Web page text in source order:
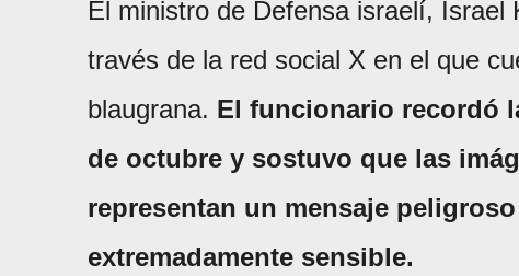
El ministro de Defensa israelí,
través de la red social X en el que
blaugrana. El funcionario recordó
de octubre y sostuvo que las
representan un mensaje
extremadamente sensible.